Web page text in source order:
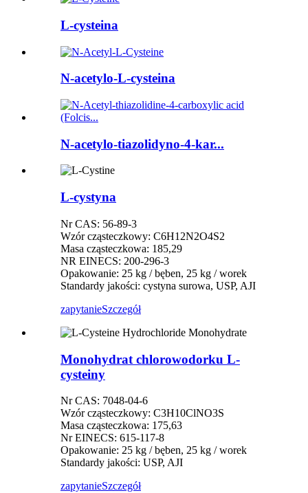
L-cysteina
N-acetylo-L-cysteina
N-acetylo-tiazolidyno-4-kar...
L-cystyna
Nr CAS: 56-89-3
Wzór cząsteczkowy: C6H12N2O4S2
Masa cząsteczkowa: 185,29
NR EINECS: 200-296-3
Opakowanie: 25 kg / bęben, 25 kg / worek
Standardy jakości: cystyna surowa, USP, AJI
zapytanieSzczegół
Monohydrat chlorowodorku L-
cysteiny
Nr CAS: 7048-04-6
Wzór cząsteczkowy: C3H10ClNO3S
Masa cząsteczkowa: 175,63
Nr EINECS: 615-117-8
Opakowanie: 25 kg / bęben, 25 kg / worek
Standardy jakości: USP, AJI
zapytanieSzczegół